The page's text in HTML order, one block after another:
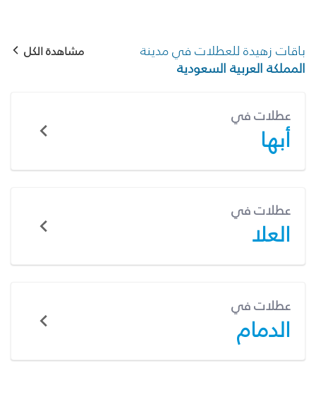
باقات زهيدة للعطلات في مدينة
المملكة العربية السعودية
مشاهدة الكل
عطلات في
أبها
عطلات في
العلا
عطلات في
الدمام